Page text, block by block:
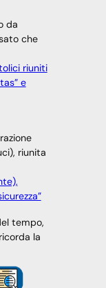
da
che
riuniti
e
riunita
tempo,
la